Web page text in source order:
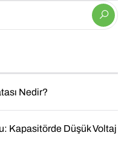
Nedir?
Kapasitörde Düşük Voltaj